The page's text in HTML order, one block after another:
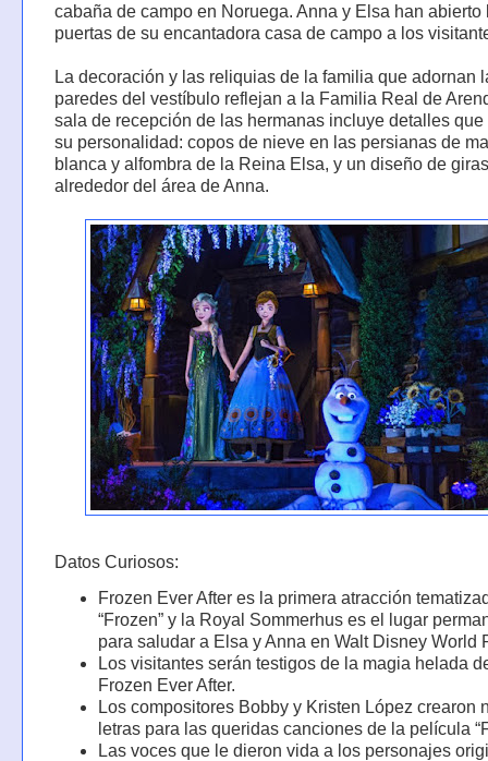
cabaña de campo en Noruega. Anna y Elsa han abierto
puertas de su encantadora casa de campo a los
La decoración y las reliquias de la familia que adornan
paredes del vestíbulo reflejan a la Familia Real de
sala de recepción de las hermanas incluye detalles que
su personalidad: copos de nieve en las persianas de
blanca y alfombra de la Reina Elsa, y un diseño de
alrededor del área de Anna.
Datos Curiosos:
Frozen Ever After es la primera atracción
“Frozen” y la Royal Sommerhus es el lugar
para saludar a Elsa y Anna en Walt Disney World
Los visitantes serán testigos de la magia helada
Frozen Ever After.
Los compositores Bobby y Kristen López crearon
letras para las queridas canciones de la película
Las voces que le dieron vida a los personajes